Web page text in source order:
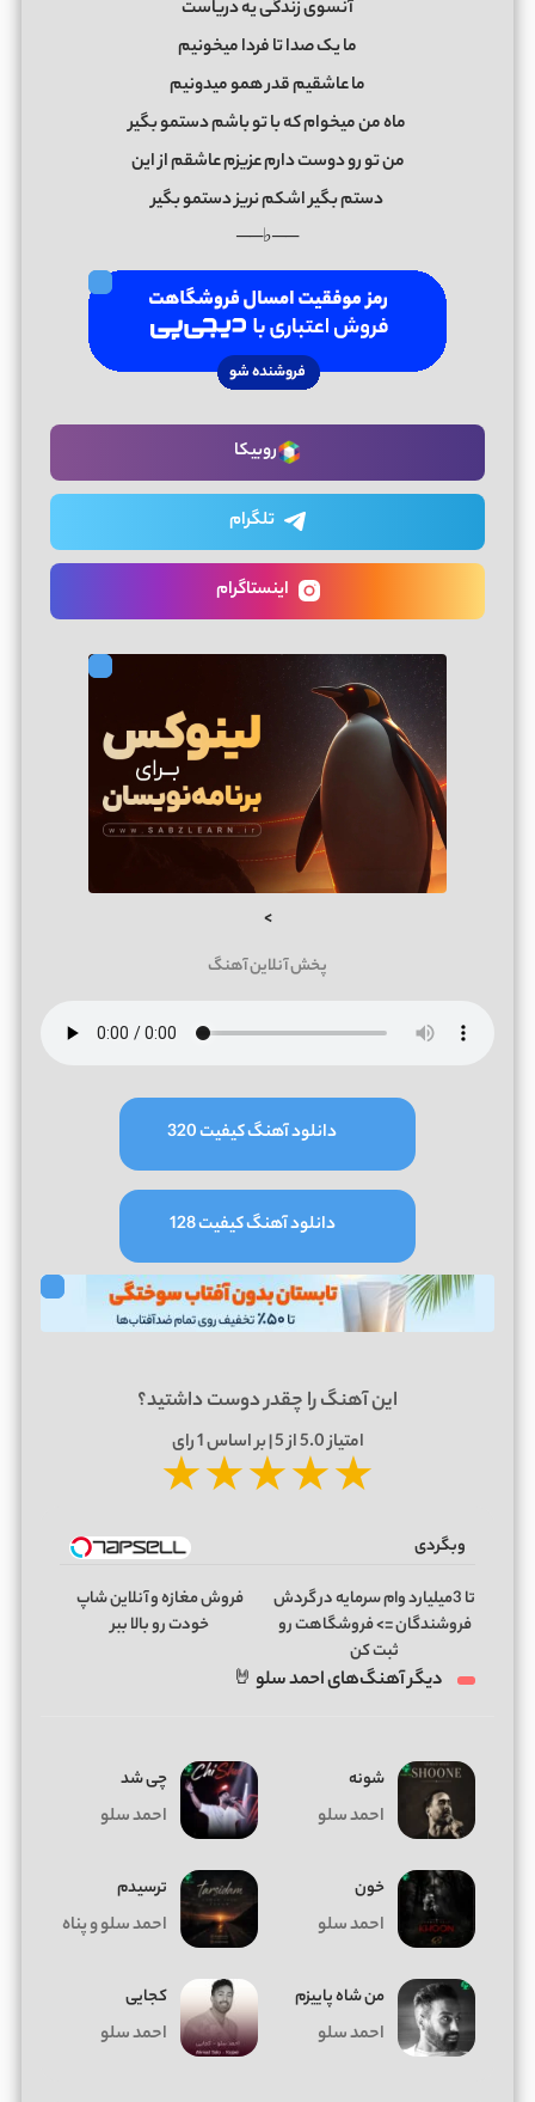
آنسوی زندگی یه دریاست
ما یک صدا تا فردا میخونیم
ما عاشقیم قدر همو میدونیم
ماه من میخوام که با تو باشم دستمو بگیر
من تو رو دوست دارم عزیزم عاشقم از این
دستم بگیر اشکم نریز دستمو بگیر
──♭──
روبیکا
تلگرام
اینستاگرام
>
پخش آنلاین آهنگ
دانلود آهنگ کیفیت 320
دانلود آهنگ کیفیت 128
این آهنگ را چقدر دوست داشتید؟
امتیاز5.0از 5 | بر اساس 1رای
★★★★★
وبگردی
تا 3میلیارد وام سرمایه در گردش
فروشندگان => فروشگاهت رو
ثبت کن
فروش مغازه و آنلاین شاپ
خودت رو بالا ببر
دیگر آهنگ‌های احمد سلو 🤘
شونه
احمد سلو
چی شد
احمد سلو
خون
احمد سلو
ترسیدم
احمد سلو و پناه
من شاه پاییزم
احمد سلو
کجایی
احمد سلو